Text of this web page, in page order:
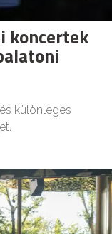
koncertek
különleges